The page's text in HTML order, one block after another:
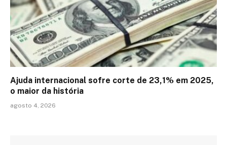
Ajuda internacional sofre corte de 23,1% em 2025,
o maior da história
agosto 4, 2026